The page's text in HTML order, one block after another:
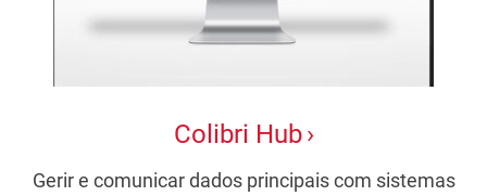
Colibri Hub
Gerir e comunicar dados principais com sistemas